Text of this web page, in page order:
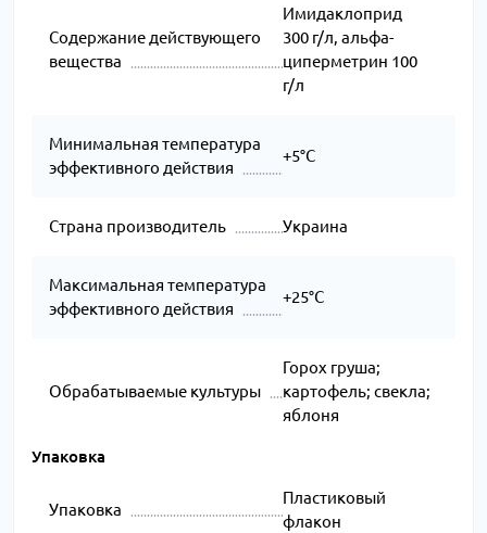
Содержание действующего
вещества
Имидаклоприд
300 г/л, альфа-
циперметрин 100
г/л
Минимальная температура
эффективного действия
+5°C
Страна производитель Украина
Максимальная температура
эффективного действия
+25°C
Обрабатываемые культуры
Горох груша;
картофель; свекла;
яблоня
Упаковка
Упаковка
Пластиковый
флакон